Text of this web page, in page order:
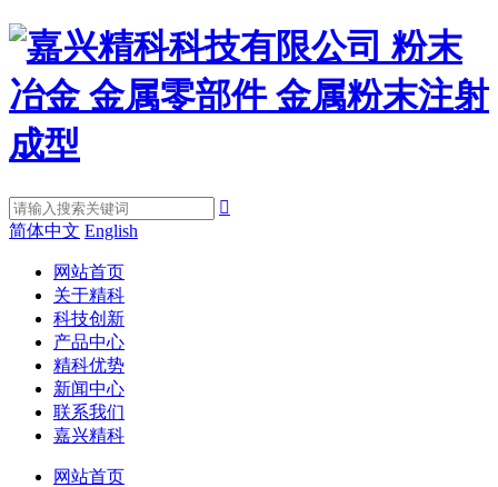

简体中文 English
网站首页
关于精科
科技创新
产品中心
精科优势
新闻中心
联系我们
嘉兴精科
网站首页